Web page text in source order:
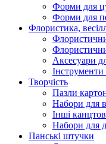
Форми для
Форми для
Флористика,
Аксесуари
Творчість
Пазли
Набори для
Інші
Набори для
Панські штучки